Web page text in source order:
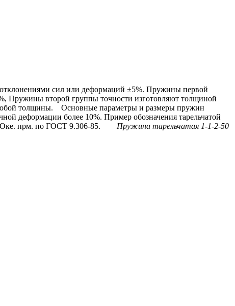
сил или деформаций ±5%. Пружины первой
второй группы точности изготовляют толщиной
толщины. Основные параметры и размеры пружин
деформации более 10%. Пример обозначения тарельчатой
прм. по ГОСТ 9.306-85.
Пружина тарельчатая 1-1-2-50